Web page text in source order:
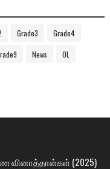
Grade3 Grade4
News OL
வினாத்தாள்கள் (2025)